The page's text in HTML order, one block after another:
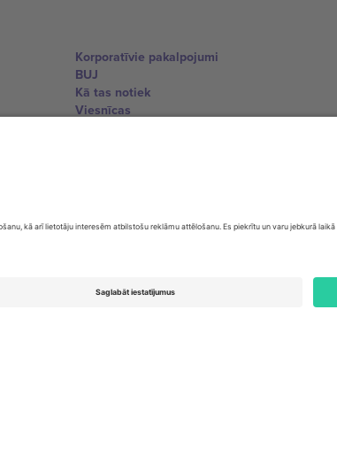
Korporatīvie pakalpojumi
BUJ
Kā tas notiek
Viesnīcas